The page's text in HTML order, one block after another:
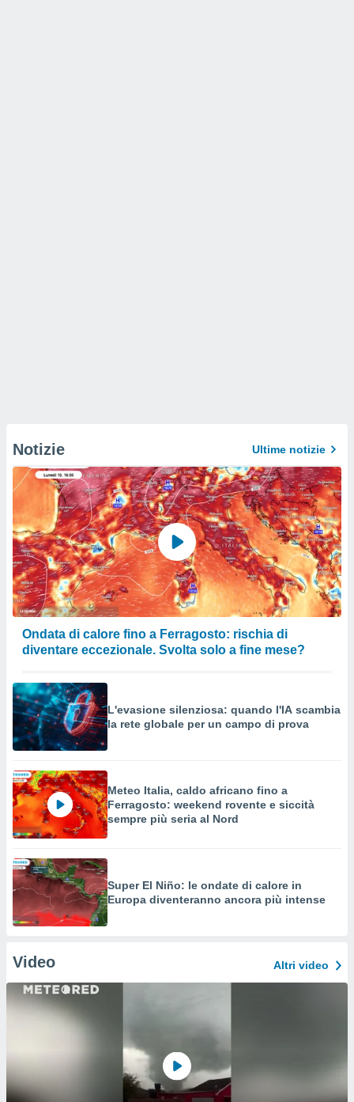
Notizie Ultime notizie
Ondata di calore fino a Ferragosto: rischia di
diventare eccezionale. Svolta solo a fine mese?
L'evasione silenziosa: quando l'IA scambia
la rete globale per un campo di prova
Meteo Italia, caldo africano fino a
Ferragosto: weekend rovente e siccità
sempre più seria al Nord
Super El Niño: le ondate di calore in
Europa diventeranno ancora più intense
Video Altri video